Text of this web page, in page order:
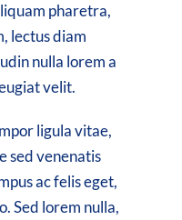
pharetra,
lectus diam
nulla lorem a
velit.
ligula vitae,
sed venenatis
ac felis eget,
Sed lorem nulla,